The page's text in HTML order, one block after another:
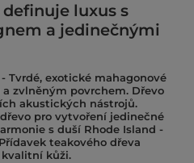
definuje luxus s
a jedinečnými
Tvrdé, exotické mahagonové
zvlněným povrchem. Dřevo
akustických nástrojů.
pro vytvoření jedinečné
s duší Rhode Island -
teakového dřeva
kůži.